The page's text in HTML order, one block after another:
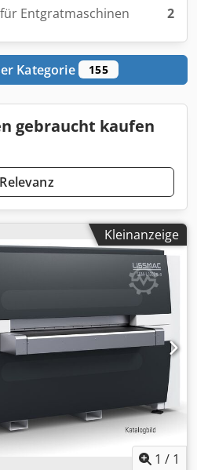
Entgratmaschinen
2
Kategorie 155
gebraucht kaufen
Relevanz
Kleinanzeige
1 / 1